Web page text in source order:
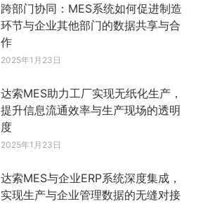
跨部门协同：MES系统如何促进制造
环节与企业其他部门的数据共享与合
作
2025年1月23日
达索MES助力工厂实现无纸化生产，
提升信息流通效率与生产现场的透明
度
2025年1月23日
达索MES与企业ERP系统深度集成，
实现生产与企业管理数据的无缝对接